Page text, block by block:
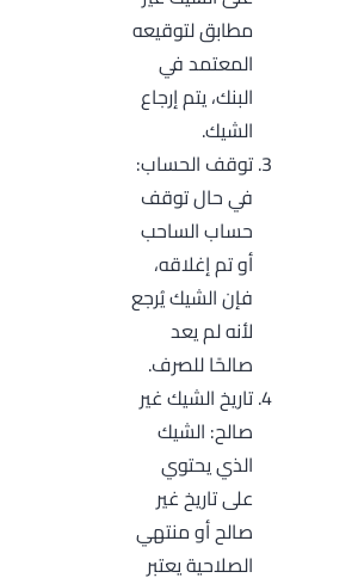
مطابق لتوقيعه
المعتمد في
البنك، يتم إرجاع
الشيك.
توقف الحساب:
في حال توقف
حساب الساحب
أو تم إغلاقه،
فإن الشيك يُرجع
لأنه لم يعد
صالحًا للصرف.
تاريخ الشيك غير
صالح: الشيك
الذي يحتوي
على تاريخ غير
صالح أو منتهي
الصلاحية يعتبر